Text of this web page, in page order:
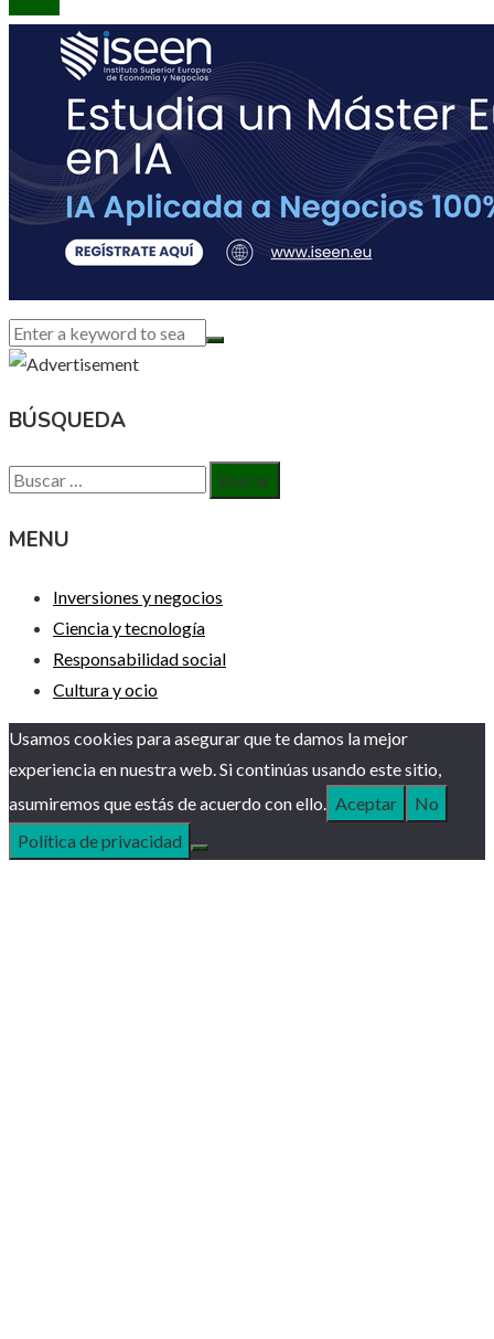
BÚSQUEDA
Buscar:
MENU
Inversiones y negocios
Ciencia y tecnología
Responsabilidad social
Cultura y ocio
Usamos cookies para asegurar que te damos la mejor
experiencia en nuestra web. Si continúas usando este sitio,
asumiremos que estás de acuerdo con ello.
Aceptar
No
Política de privacidad